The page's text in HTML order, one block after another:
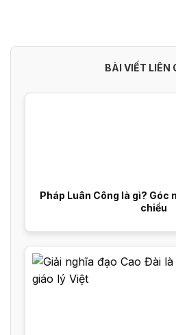
BÀI VIẾT LIÊN
Pháp Luân Công là gì? Góc
chiều